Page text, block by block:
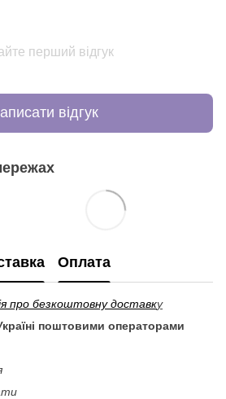
перший відгук
відгук
Оплата
про безкоштовну доставку
поштовими операторами